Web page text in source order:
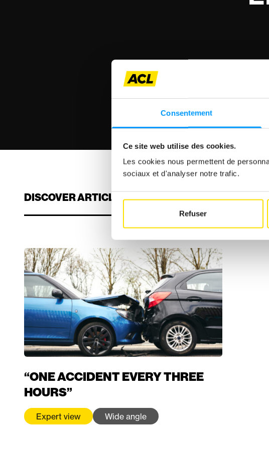
Consentement
Ce site web utilise des cookies.
Les cookies nous permettent de
sociaux et d'analyser notre trafic.
Refuser
DISCOVER ARTICLES
“ONE ACCIDENT EVERY THREE
HOURS”
Expert view Wide angle